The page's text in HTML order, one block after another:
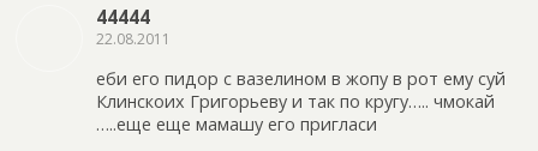
44444
22.08.2011
еби его пидор с вазелином в жопу в рот ему суй
Клинскоих Григорьеву и так по кругу….. чмокай
…..еще еще мамашу его пригласи